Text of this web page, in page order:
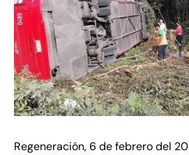
Regeneración, 6 de febrero del